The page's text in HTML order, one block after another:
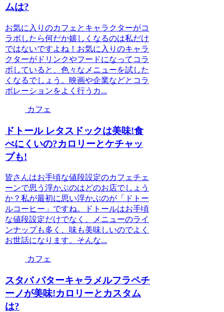
ムは?
お気に入りのカフェとキャラクターがコ
ラボしたら何だか嬉しくなるのは私だけ
ではないですよね！お気に入りのキャラ
クターがドリンクやフードになってコラ
ボしていると、色々なメニューを試した
くなるでしょう。映画や企業などとコラ
ボレーションをよく行うカ...
カフェ
ドトール レタスドックは美味!食
べにくいの?カロリーとケチャッ
プも!
皆さんはお手頃な値段設定のカフェチェ
ーンで思う浮かぶのはどのお店でしょう
か？私が最初に思い浮かぶのが「ドトー
ルコーヒー」ですね。ドトールはお手頃
な値段設定だけでなく、メニューのライ
ンナップも多く、味も美味しいのでよく
お世話になります。そんな...
カフェ
スタバ バターキャラメルフラペチ
ーノが美味!カロリーとカスタム
は?